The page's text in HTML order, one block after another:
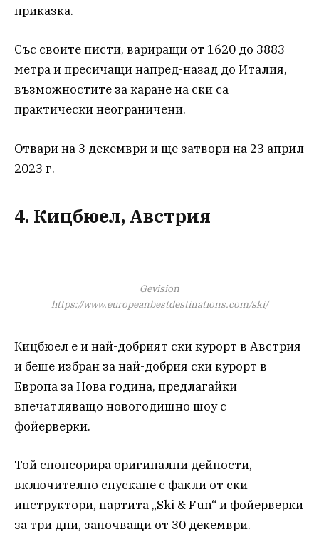
приказка.
Със своите писти, вариращи от 1620 до 3883
метра и пресичащи напред-назад до Италия,
възможностите за каране на ски са
практически неограничени.
Отвари на 3 декември и ще затвори на 23 април
2023 г.
4. Кицбюел, Австрия
Gevision
https://www.europeanbestdestinations.com/ski/
Кицбюел е и най-добрият ски курорт в Австрия
и беше избран за най-добрия ски курорт в
Европа за Нова година, предлагайки
впечатляващо новогодишно шоу с
фойерверки.
Той спонсорира оригинални дейности,
включително спускане с факли от ски
инструктори, партита „Ski & Fun“ и фойерверки
за три дни, започващи от 30 декември.